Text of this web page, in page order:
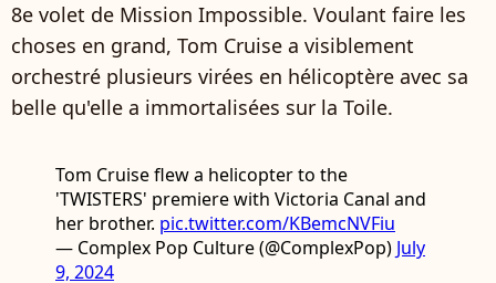
8e volet de Mission Impossible. Voulant faire les
choses en grand, Tom Cruise a visiblement
orchestré plusieurs virées en hélicoptère avec sa
belle qu'elle a immortalisées sur la Toile.
Tom Cruise flew a helicopter to the
'TWISTERS' premiere with Victoria Canal and
her brother. pic.twitter.com/KBemcNVFiu
— Complex Pop Culture (@ComplexPop) July
9, 2024